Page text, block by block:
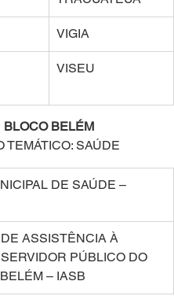
VIGIA
VISEU
BLOCO BELÉM
TEMÁTICO: SAÚDE
DE SAÚDE –
ASSISTÊNCIA À
PÚBLICO DO
– IASB